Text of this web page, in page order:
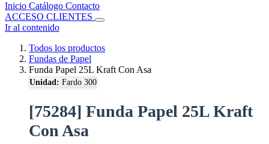
Inicio Catálogo Contacto
ACCESO CLIENTES
Ir al contenido
Todos los productos
Fundas de Papel
Funda Papel 25L Kraft Con Asa
Unidad: Fardo 300
[75284] Funda Papel 25L Kraft
Con Asa